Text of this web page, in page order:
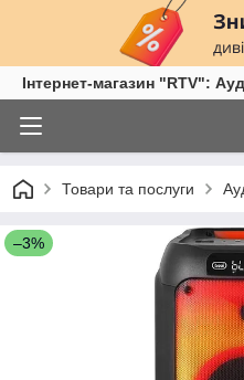
Інтернет-магазин "RTV":
Товари та послуги
–3%